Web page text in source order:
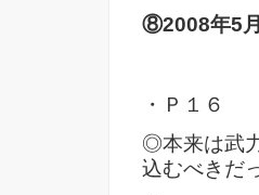
⑧2008年5
・Ｐ１６
◎本来は武
込むべきだ